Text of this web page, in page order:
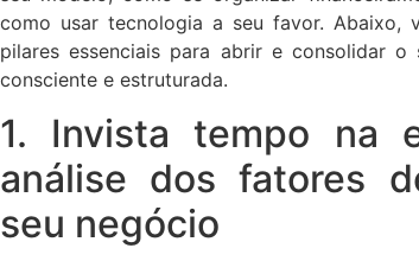
como usar tecnologia a seu favor. Abaixo,
pilares essenciais para abrir e consolidar
consciente e estruturada.
1. Invista tempo na
análise dos fatores
seu negócio